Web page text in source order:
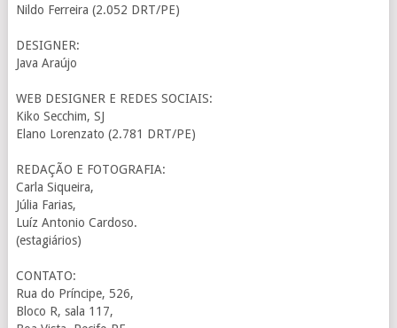
Nildo Ferreira (2.052 DRT/PE)
DESIGNER:
Java Araújo
WEB DESIGNER E REDES SOCIAIS:
Kiko Secchim, SJ
Elano Lorenzato (2.781 DRT/PE)
REDAÇÃO E FOTOGRAFIA:
Carla Siqueira,
Júlia Farias,
Luíz Antonio Cardoso.
(estagiários)
CONTATO:
Rua do Príncipe, 526,
Bloco R, sala 117,